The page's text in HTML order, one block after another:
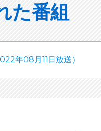
た番組
年08月11日放送）